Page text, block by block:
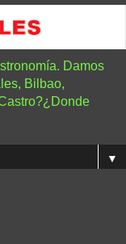
Damos
Bilbao,
▼